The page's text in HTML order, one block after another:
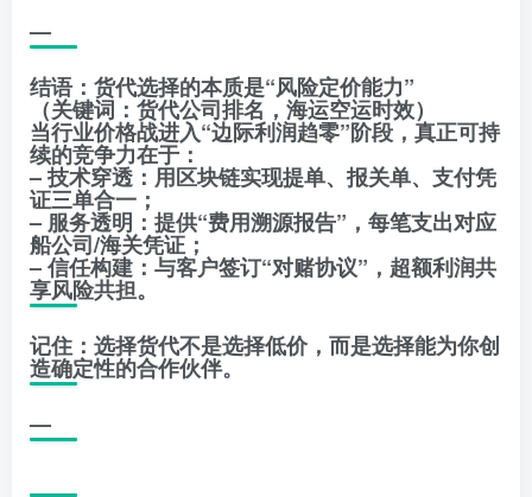
—
结语：货代选择的本质是“风险定价能力”
（关键词：货代公司排名，海运空运时效）
当行业价格战进入“边际利润趋零”阶段，真正可持
续的竞争力在于：
– 技术穿透：用区块链实现提单、报关单、支付凭
证三单合一；
– 服务透明：提供“费用溯源报告”，每笔支出对应
船公司/海关凭证；
– 信任构建：与客户签订“对赌协议”，超额利润共
享风险共担。
记住：选择货代不是选择低价，而是选择能为你创
造确定性的合作伙伴。
—